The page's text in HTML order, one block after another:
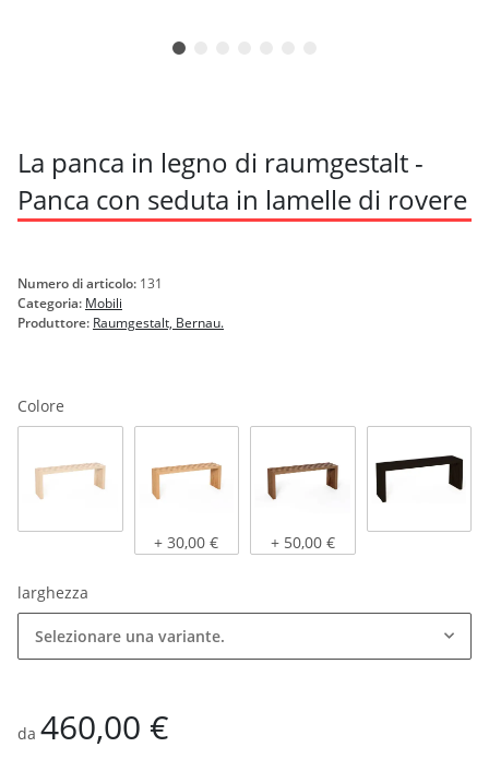
La panca in legno di raumgestalt -
Panca con seduta in lamelle di rovere
Numero di articolo: 131
Categoria: Mobili
Produttore: Raumgestalt, Bernau.
Colore
Rovere naturaleRovere chiaro, oliato
+ 30,00 € Rovere scuro, oliato
+ 50,00 €
larghezza
Selezionare una variante.
da 460,00 €